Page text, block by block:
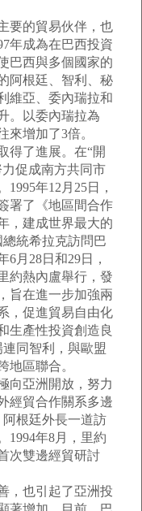
的貿易伙伴，也
年成為在巴西投資
巴西與多個國家的
阿根廷、智利、秘
維亞、委內瑞拉和
。以委內瑞拉為
來增加了3倍。
了進展。在“開
促成南方共同市
年12月25日，
署了《地區間合作
，建成世界最大的
統希拉克訪問巴
6月28日和29日，
約熱內盧舉行，發
旨在進一步加強兩
，促進貿易自由化
生產性投資創造良
同智利，與歐盟
地區聯合。
亞洲開放，努力
經貿合作關系多邊
根廷外長一道訪
1994年8月，里約
次雙邊經貿研討
也引起了亞洲投